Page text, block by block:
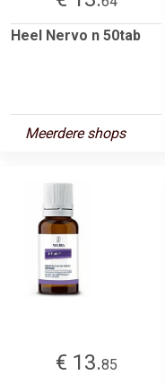
Heel Nervo n 50tab
Meerdere shops
€ 13.85